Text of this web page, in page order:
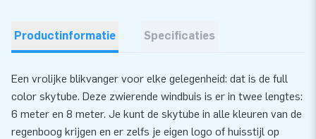
Productinformatie Specificaties
Een vrolijke blikvanger voor elke gelegenheid: dat is de full
color skytube. Deze zwierende windbuis is er in twee lengtes:
6 meter en 8 meter. Je kunt de skytube in alle kleuren van de
regenboog krijgen en er zelfs je eigen logo of huisstijl op